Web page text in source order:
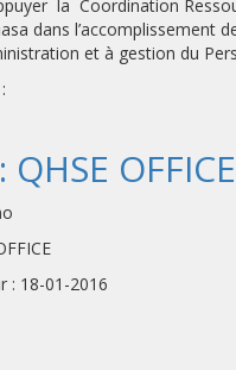
la Coordination
dans l’accomplissement
et à gestion du
QHSE OFFICE
: 18-01-2016